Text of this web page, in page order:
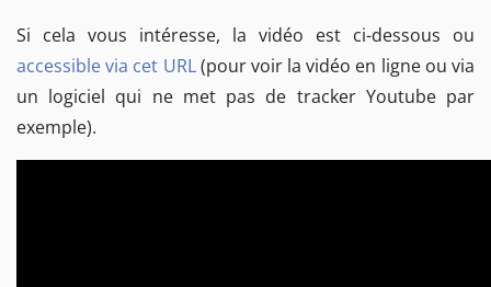
Si cela vous intéresse, la vidéo est ci-dessous ou
accessible via cet URL(pour voir la vidéo en ligne ou via
un logiciel qui ne met pas de tracker Youtube par
exemple).